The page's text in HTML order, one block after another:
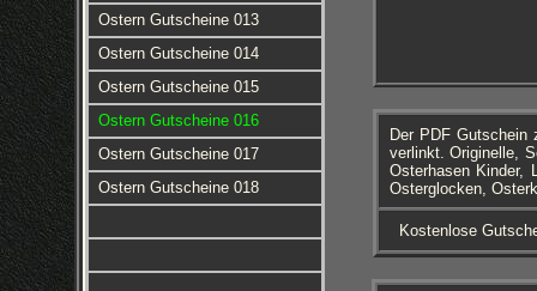
Ostern Gutscheine 013
Ostern Gutscheine 014
Ostern Gutscheine 015
Ostern Gutscheine 016
Ostern Gutscheine 017
Ostern Gutscheine 018
Der PDF Gutschein
verlinkt. Originelle,
Osterhasen Kinder,
Osterglocken,
Kostenlose